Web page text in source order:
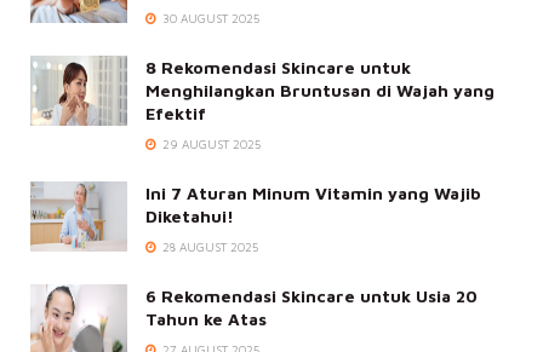
30 AUGUST 2025
8 Rekomendasi Skincare untuk
Menghilangkan Bruntusan di Wajah yang
Efektif
29 AUGUST 2025
Ini 7 Aturan Minum Vitamin yang Wajib
Diketahui!
28 AUGUST 2025
6 Rekomendasi Skincare untuk Usia 20
Tahun ke Atas